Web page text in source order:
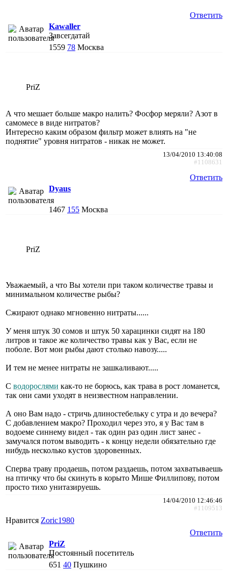
Ответить
Kawaller
Завсегдатай
1559 78 Москва
PriZ
А что мешает больше макро налить? Фосфор меряли? Азот в
самомесе в виде нитратов?
Интересно каким образом фильтр может влиять на "не
поднятие" уровня нитратов - никак не может.
13/04/2010 13:40:08
#1108631
Ответить
Dyaus
1467 155 Москва
PriZ
Уважаемый, а что Вы хотели при таком количестве травы и
минимальном количестве рыбы?
Сжирают однако мгновенно нитраты......
У меня штук 30 сомов и штук 50 харацинки сидят на 180
литров и такое же количество травы как у Вас, если не
поболе. Вот мои рыбы дают столько навозу.....
И тем не менее нитраты не зашкаливают.....
С водорослями как-то не борюсь, как трава в рост ломанется,
так они сами уходят в неизвестном направлении.
А оно Вам надо - стричь длиностебельку с утра и до вечера?
С добавлением макро? Проходил через это, я у Вас там в
водоеме синнему видел - так один раз один лист занес -
замучался потом выводить - к концу недели обязательно где
нибудь несколько кустов здоровенных.
Сперва траву продаешь, потом раздаешь, потом захватываешь
на птичку что бы скинуть в корыто Мише Филлипову, потом
просто тихо унитазируешь.
14/04/2010 12:46:46
#1109513
Нравится Zoric1980
Ответить
PriZ
Постоянный посетитель
651 40 Пушкино